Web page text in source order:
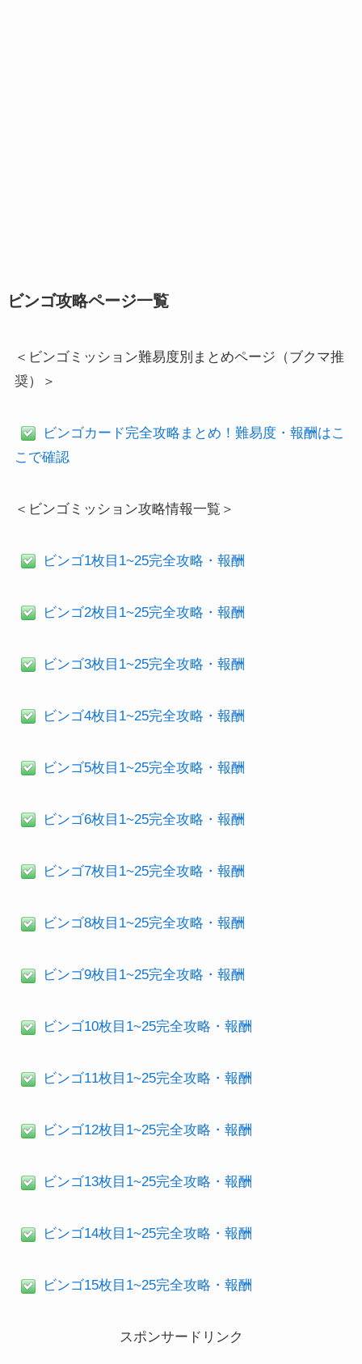
ビンゴ攻略ページ一覧
＜ビンゴミッション難易度別まとめページ（ブクマ推
奨）＞
ビンゴカード完全攻略まとめ！難易度・報酬はこ
こで確認
＜ビンゴミッション攻略情報一覧＞
ビンゴ1枚目1~25完全攻略・報酬
ビンゴ2枚目1~25完全攻略・報酬
ビンゴ3枚目1~25完全攻略・報酬
ビンゴ4枚目1~25完全攻略・報酬
ビンゴ5枚目1~25完全攻略・報酬
ビンゴ6枚目1~25完全攻略・報酬
ビンゴ7枚目1~25完全攻略・報酬
ビンゴ8枚目1~25完全攻略・報酬
ビンゴ9枚目1~25完全攻略・報酬
ビンゴ10枚目1~25完全攻略・報酬
ビンゴ11枚目1~25完全攻略・報酬
ビンゴ12枚目1~25完全攻略・報酬
ビンゴ13枚目1~25完全攻略・報酬
ビンゴ14枚目1~25完全攻略・報酬
ビンゴ15枚目1~25完全攻略・報酬
スポンサードリンク